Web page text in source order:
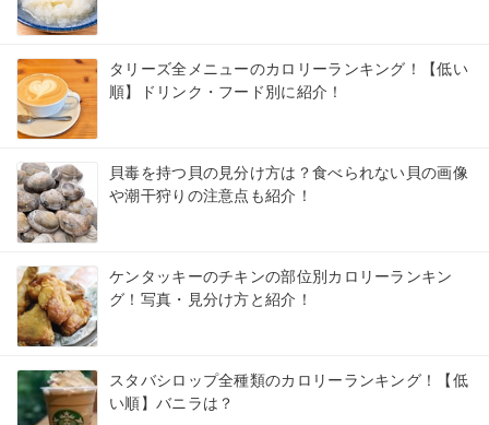
タリーズ全メニューのカロリーランキング！【低い
順】ドリンク・フード別に紹介！
貝毒を持つ貝の見分け方は？食べられない貝の画像
や潮干狩りの注意点も紹介！
ケンタッキーのチキンの部位別カロリーランキン
グ！写真・見分け方と紹介！
スタバシロップ全種類のカロリーランキング！【低
い順】バニラは？